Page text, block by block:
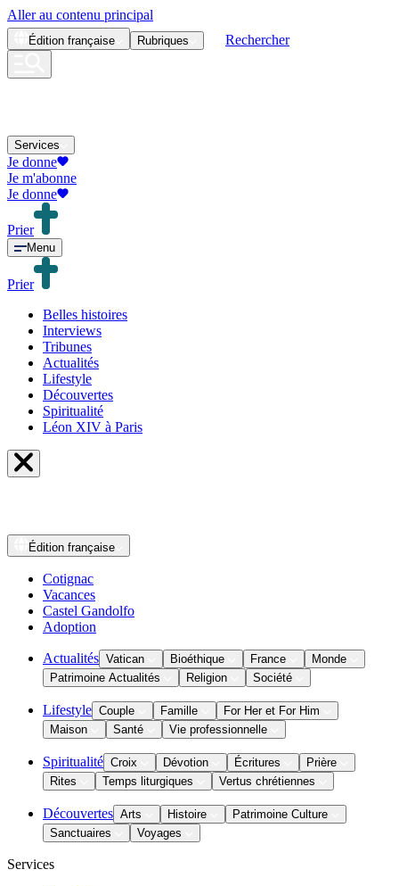
Aller au contenu principal
Édition française Rubriques Rechercher
Services
Je donne
Je m'abonne
Je donne
Prier
Menu
Prier
Belles histoires
Interviews
Tribunes
Actualités
Lifestyle
Découvertes
Spiritualité
Léon XIV à Paris
Édition française
Cotignac
Vacances
Castel Gandolfo
Adoption
Actualités Vatican Bioéthique France
Monde
Patrimoine Actualités
Religion Société
Lifestyle Couple Famille
For Her et For Him
Maison
Santé Vie professionnelle
Spiritualité Croix Dévotion Écritures
Prière
Rites
Temps liturgiques Vertus chrétiennes
Découvertes Arts Histoire
Patrimoine Culture
Sanctuaires
Voyages
Services